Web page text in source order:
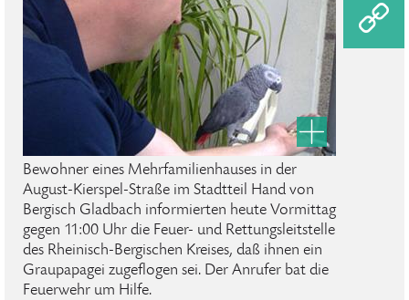
Bewohner eines Mehrfamilienhauses in der
August-Kierspel-Straße im Stadtteil Hand von
Bergisch Gladbach informierten heute Vormittag
gegen 11:00 Uhr die Feuer- und Rettungsleitstelle
des Rheinisch-Bergischen Kreises, daß ihnen ein
Graupapagei zugeflogen sei. Der Anrufer bat die
Feuerwehr um Hilfe.